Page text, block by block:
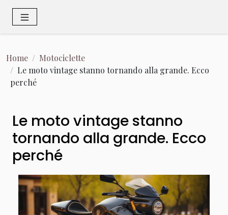
Home
Motociclette
Le moto vintage stanno tornando alla grande. Ecco
perché
Le moto vintage stanno
tornando alla grande. Ecco
perché